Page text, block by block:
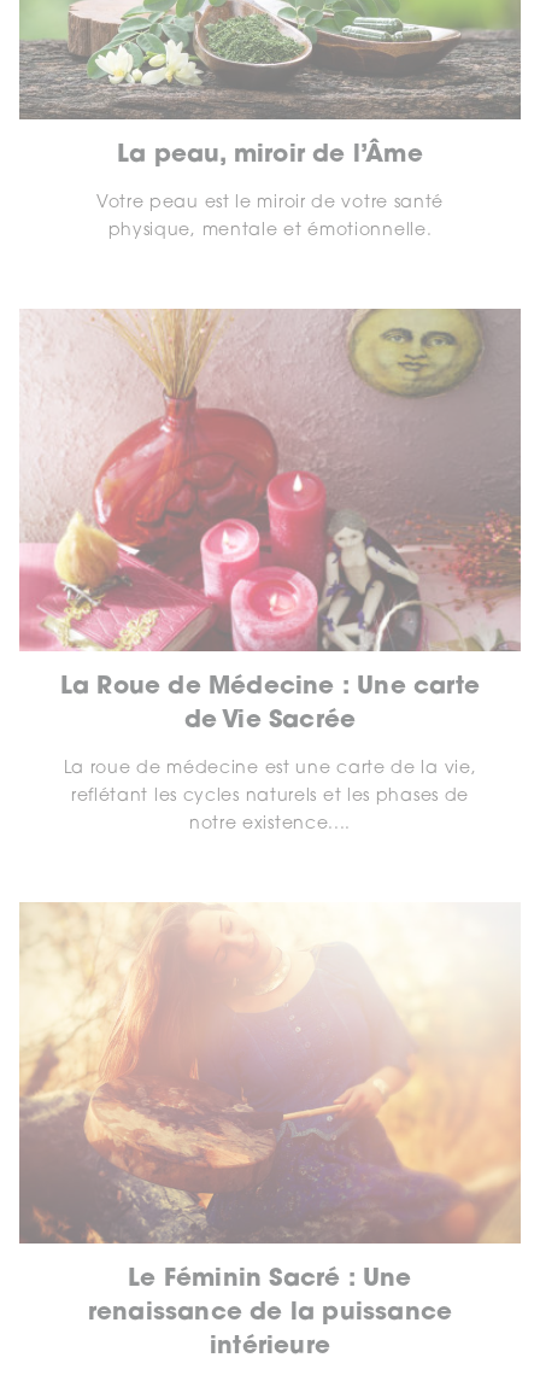
La peau, miroir de l’Âme
Votre peau est le miroir de votre santé
physique, mentale et émotionnelle.
La Roue de Médecine : Une carte
de Vie Sacrée
La roue de médecine est une carte de la vie,
reflétant les cycles naturels et les phases de
notre existence....
Le Féminin Sacré : Une
renaissance de la puissance
intérieure